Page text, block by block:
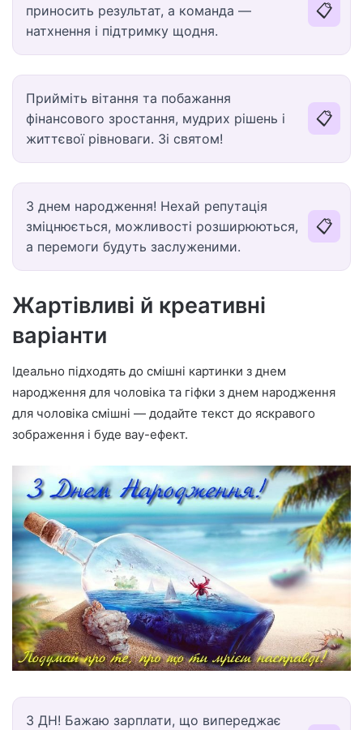
приносить результат, а команда —
натхнення і підтримку щодня.
📋
Прийміть вітання та побажання
фінансового зростання, мудрих рішень і
життєвої рівноваги. Зі святом!
📋
З днем народження! Нехай репутація
зміцнюється, можливості розширюються,
а перемоги будуть заслуженими.
📋
Жартівливі й креативні
варіанти
Ідеально підходять до смішні картинки з днем
народження для чоловіка та гіфки з днем народження
для чоловіка смішні — додайте текст до яскравого
зображення і буде вау-ефект.
З ДН! Бажаю зарплати, що випереджає